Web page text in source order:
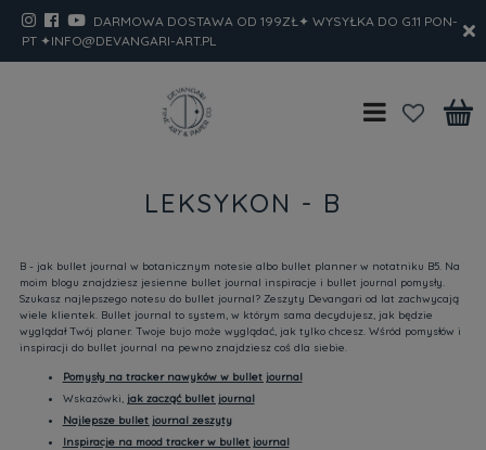
DARMOWA DOSTAWA OD 199ZŁ✦ WYSYŁKA DO G.11 PON-
PT ✦INFO@DEVANGARI-ART.PL
LEKSYKON - B
B - jak bullet journal w botanicznym notesie albo bullet planner w notatniku B5. Na
moim blogu znajdziesz jesienne bullet journal inspiracje i bullet journal pomysły.
Szukasz najlepszego notesu do bullet journal? Zeszyty Devangari od lat zachwycają
wiele klientek. Bullet journal to system, w którym sama decydujesz, jak będzie
wyglądał Twój planer. Twoje bujo może wyglądać, jak tylko chcesz. Wśród pomysłów i
inspiracji do bullet journal na pewno znajdziesz coś dla siebie.
Pomysły na tracker nawyków w bullet journal
Wskazówki, jak zacząć bullet journal
Najlepsze bullet journal zeszyty
Inspiracje na mood tracker w bullet journal